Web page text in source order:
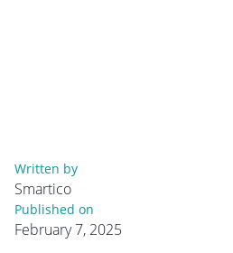
Written by
Smartico
Published on
February 7, 2025